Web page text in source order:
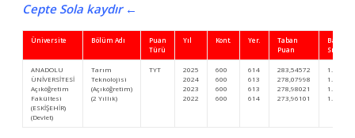
Cepte Sola kaydır ←
Üniversite Bölüm Adı
Puan
Türü
Yıl Kont. Yer.
Taban
Puan
Başarı
Sıra
ANADOLU
ÜNİVERSİTESİ
Açıköğretim
Fakültesi
(ESKİŞEHİR)
(Devlet)
Tarım
Teknolojisi
(Açıköğretim)
(2 Yıllık)
TYT
2025
2024
2023
2022
600
600
600
600
614
613
613
614
283,54572
278,07998
278,98021
273,96101